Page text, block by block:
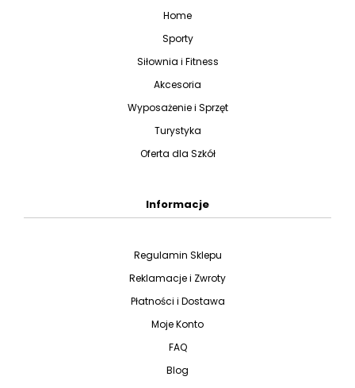
Home
Sporty
Siłownia i Fitness
Akcesoria
Wyposażenie i Sprzęt
Turystyka
Oferta dla Szkół
Informacje
Regulamin Sklepu
Reklamacje i Zwroty
Płatności i Dostawa
Moje Konto
FAQ
Blog